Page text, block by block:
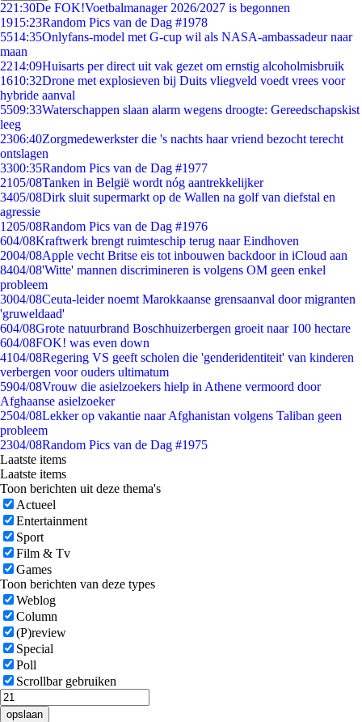
221:30De FOK!Voetbalmanager 2026/2027 is begonnen
1915:23Random Pics van de Dag #1978
5514:35Onlyfans-model met G-cup wil als NASA-ambassadeur naar
maan
2214:09Huisarts per direct uit vak gezet om ernstig alcoholmisbruik
1610:32Drone met explosieven bij Duits vliegveld voedt vrees voor
hybride aanval
5509:33Waterschappen slaan alarm wegens droogte: Gereedschapskist
leeg
2306:40Zorgmedewerkster die 's nachts haar vriend bezocht terecht
ontslagen
3300:35Random Pics van de Dag #1977
2105/08Tanken in België wordt nóg aantrekkelijker
3405/08Dirk sluit supermarkt op de Wallen na golf van diefstal en
agressie
1205/08Random Pics van de Dag #1976
604/08Kraftwerk brengt ruimteschip terug naar Eindhoven
2004/08Apple vecht Britse eis tot inbouwen backdoor in iCloud aan
8404/08'Witte' mannen discrimineren is volgens OM geen enkel
probleem
3004/08Ceuta-leider noemt Marokkaanse grensaanval door migranten
'gruweldaad'
604/08Grote natuurbrand Boschhuizerbergen groeit naar 100 hectare
604/08FOK! was even down
4104/08Regering VS geeft scholen die 'genderidentiteit' van kinderen
verbergen voor ouders ultimatum
5904/08Vrouw die asielzoekers hielp in Athene vermoord door
Afghaanse asielzoeker
2504/08Lekker op vakantie naar Afghanistan volgens Taliban geen
probleem
2304/08Random Pics van de Dag #1975
Laatste items
Laatste items
Toon berichten uit deze thema's
Actueel
Entertainment
Sport
Film & Tv
Games
Toon berichten van deze types
Weblog
Column
(P)review
Special
Poll
Scrollbar gebruiken
opslaan